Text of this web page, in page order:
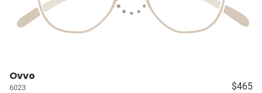
Ovvo
6023 $465